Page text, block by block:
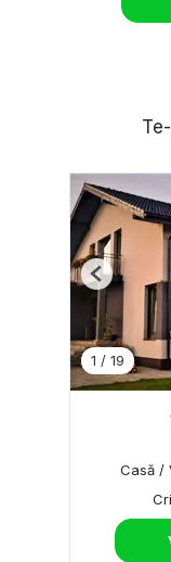
1 / 19
Previous
Casă /